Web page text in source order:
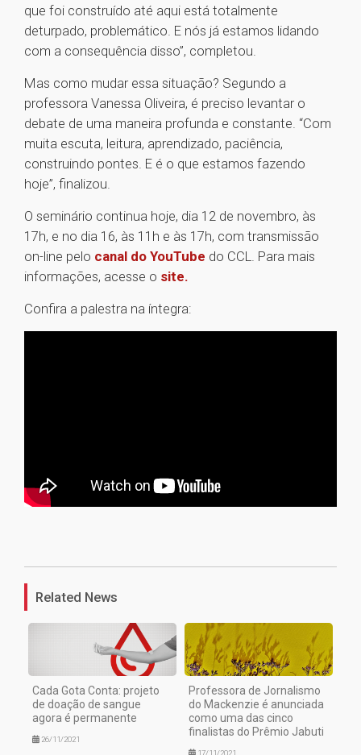
que foi construído até aqui está totalmente
deturpado, problemático. E nós já estamos lidando
com a consequência disso”, completou.
Mas como mudar essa situação? Segundo a
professora Vanessa Oliveira, é preciso levantar o
debate de uma maneira profunda e constante. “Com
muita escuta, leitura, aprendizado, paciência,
construindo pontes. E é o que estamos fazendo
hoje”, finalizou.
O seminário continua hoje, dia 12 de novembro, às
17h, e no dia 16, às 11h e às 17h, com transmissão
on-line pelo canal do YouTube do CCL. Para mais
informações, acesse o site.
Confira a palestra na íntegra:
Related News
Cada Gota Conta: projeto
de doação de sangue
agora é permanente
26/11/2021
Professora de Jornalismo
do Mackenzie é anunciada
como uma das cinco
finalistas do Prêmio Jabuti